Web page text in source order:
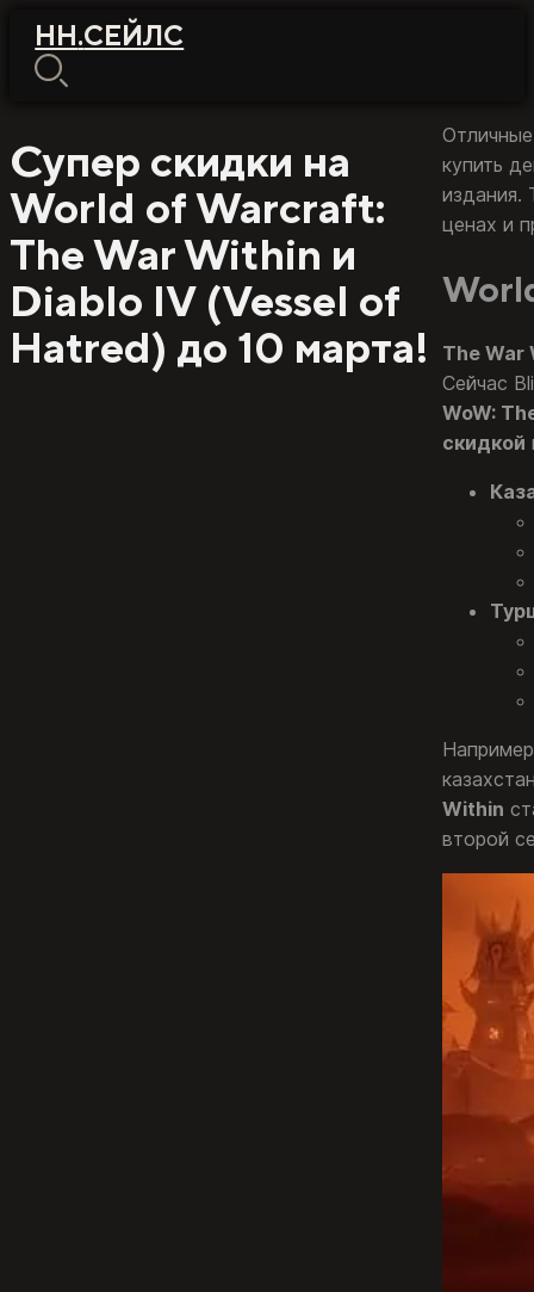
НН.СЕЙЛС
Супер скидки на
World of Warcraft:
The War Within и
Diablo IV (Vessel of
Hatred) до 10 марта!
купить
издания.
ценах и
The War
Сейчас
WoW:
скидкой
Within
второй